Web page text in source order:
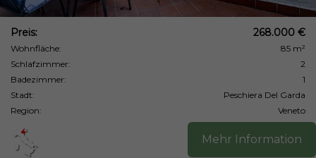
Preis: 268.000 €
Wohnfläche:
85 m²
Schlafzimmer:
2
Badezimmer:
1
Stadt:
Peschiera Del Garda
Region:
Veneto
Mehr Information